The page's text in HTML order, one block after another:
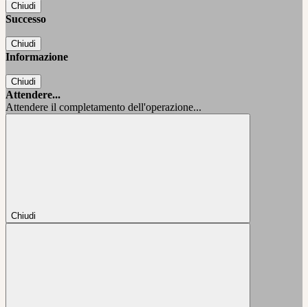
Chiudi
Successo
Chiudi
Informazione
Chiudi
Attendere...
Attendere il completamento dell'operazione...
Chiudi